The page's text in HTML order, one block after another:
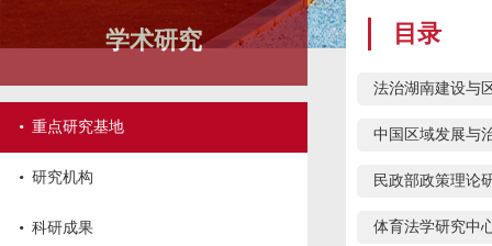
学术研究
· 重点研究基地
· 研究机构
· 科研成果
目录
法治湖南建设与
中国区域发展与
民政部政策理论
体育法学研究中